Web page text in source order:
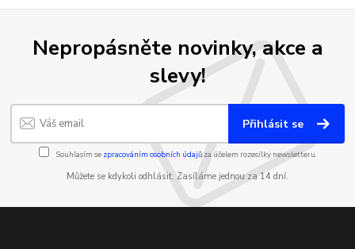
Nepropásněte novinky, akce a
slevy!
Přihlásit se
Souhlasím se zpracováním osobních údajůza účelem rozesílky newsletteru.
Můžete se kdykoli odhlásit. Zasíláme jednou za 14 dní.